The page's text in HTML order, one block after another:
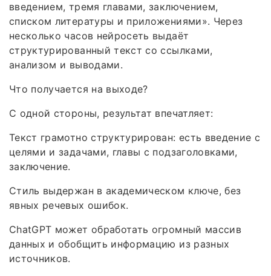
введением, тремя главами, заключением,
списком литературы и приложениями». Через
несколько часов нейросеть выдаёт
структурированный текст со ссылками,
анализом и выводами.
Что получается на выходе?
С одной стороны, результат впечатляет:
Текст грамотно структурирован: есть введение с
целями и задачами, главы с подзаголовками,
заключение.
Стиль выдержан в академическом ключе, без
явных речевых ошибок.
ChatGPT может обработать огромный массив
данных и обобщить информацию из разных
источников.